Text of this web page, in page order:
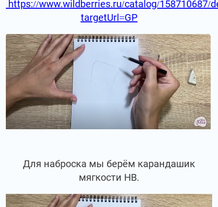
https://www.wildberries.ru/catalog/158710687/
targetUrl=GP
Для наброска мы берём карандашик
мягкости НВ.